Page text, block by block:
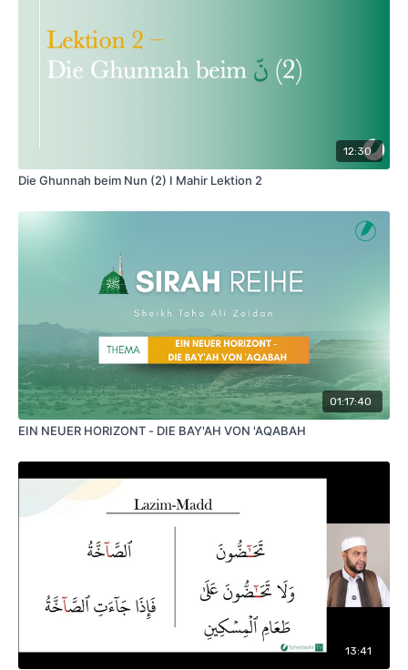
12:30
Die Ghunnah beim Nun (2) I Mahir Lektion 2
01:17:40
EIN NEUER HORIZONT - DIE BAY'AH VON 'AQABAH
13:41